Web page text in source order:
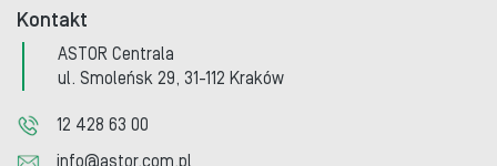
Kontakt
ASTOR Centrala
ul. Smoleńsk 29, 31-112 Kraków
12 428 63 00
info@astor.com.pl